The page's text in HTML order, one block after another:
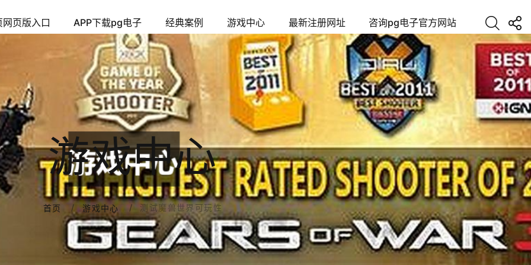
网页版入口 APP下载pg电子 经典案例 游戏中心 最新注册网址 咨询pg电子官方网站
游戏中心
首页 游戏中心 测试魔兽世界可玩性